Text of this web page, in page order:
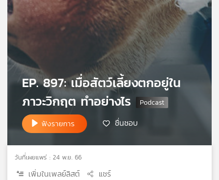
เครือ
ข่าย
วิทยุ
ไทย
พี
บี
เอส
แผนที่
เครือ
EP. 897: เมื่อสัตว์เลี้ยงตกอยู่ใน
ภาวะวิกฤต ทำอย่างไร
ฟังรายการ ชื่นชอบ
วันที่เผยแพร่ : 24 พ.ย. 66
เพิ่มในเพลย์ลิสต์ แชร์